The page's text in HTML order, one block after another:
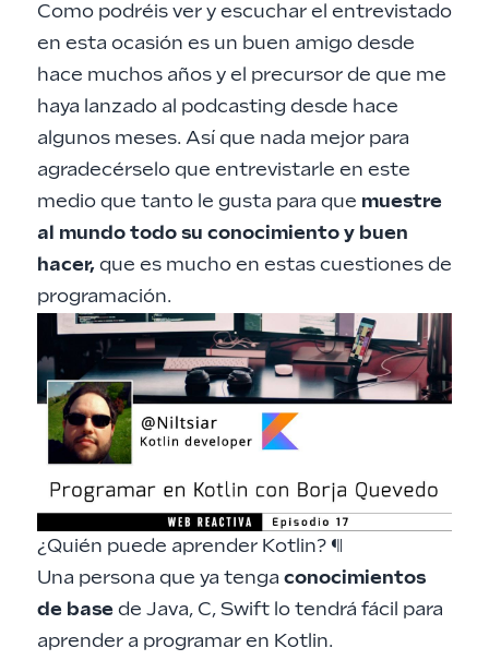
Como podréis ver y escuchar el entrevistado
en esta ocasión es un buen amigo desde
hace muchos años y el precursor de que me
haya lanzado al podcasting desde hace
algunos meses. Así que nada mejor para
agradecérselo que entrevistarle en este
medio que tanto le gusta para que muestre
al mundo todo su conocimiento y buen
hacer,que es mucho en estas cuestiones de
programación.
¿Quién puede aprender Kotlin? ¶
Una persona que ya tenga conocimientos
de basede Java, C, Swift lo tendrá fácil para
aprender a programar en Kotlin.